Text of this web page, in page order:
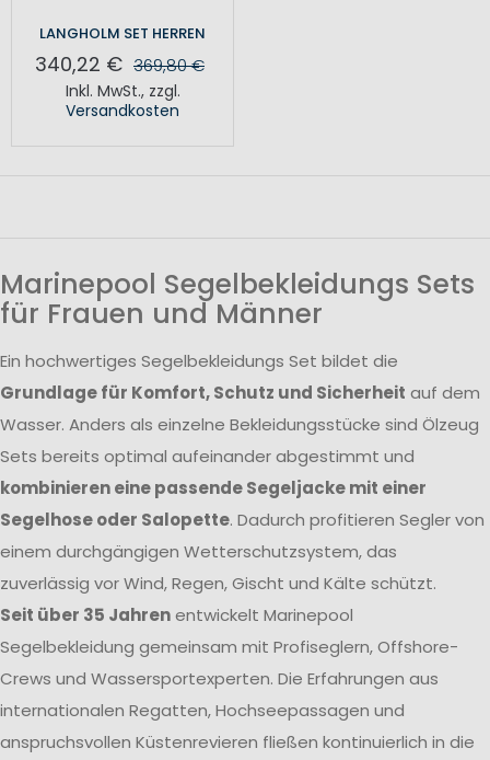
LANGHOLM SET HERREN
340,22 € 369,80 €
Inkl. MwSt., zzgl.
Versandkosten
Marinepool Segelbekleidungs Sets
für Frauen und Männer
Ein hochwertiges Segelbekleidungs Set bildet die
Grundlage für Komfort, Schutz und Sicherheit auf dem
Wasser. Anders als einzelne Bekleidungsstücke sind Ölzeug
Sets bereits optimal aufeinander abgestimmt und
kombinieren eine passende Segeljacke mit einer
Segelhose oder Salopette. Dadurch profitieren Segler von
einem durchgängigen Wetterschutzsystem, das
zuverlässig vor Wind, Regen, Gischt und Kälte schützt.
Seit über 35 Jahrenentwickelt Marinepool
Segelbekleidung gemeinsam mit Profiseglern, Offshore-
Crews und Wassersportexperten. Die Erfahrungen aus
internationalen Regatten, Hochseepassagen und
anspruchsvollen Küstenrevieren fließen kontinuierlich in die